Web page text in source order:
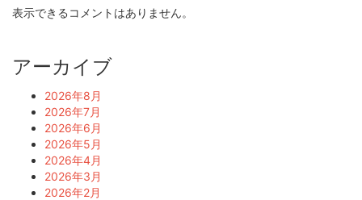
表示できるコメントはありません。
アーカイブ
2026年8月
2026年7月
2026年6月
2026年5月
2026年4月
2026年3月
2026年2月